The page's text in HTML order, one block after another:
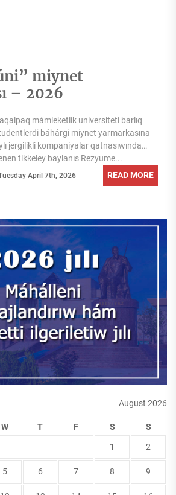
miynet
– 2026
mámleketlik universiteti barlıq
báhárgi miynet yarmarkasına
jergilikli kompaniyalar qatnasıwında
tikkeley baylanıs Rezyume...
April 7th, 2026 READ MORE
August 2026
W T F S S
1 2
5 6 7 8 9